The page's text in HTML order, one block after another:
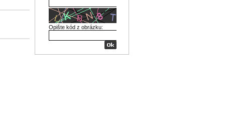
Opište kód z obrázku: